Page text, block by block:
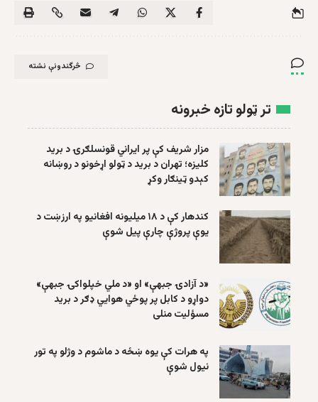
څرگندونې نشته
تر ټولو تازه خبرونه
مزار شریف کې پر ایراني قونسلګرۍ د برید
کلیزه؛ تهران د برید د ټولو اړخونو د روښانه
کېدو ټینګار وکړ
کندهار کې د ۱۸ میلیونه افغانیو په ارزښت د
یوې پروژې چارې پیل شوې
«د آزادۍ جبهې» او «د ملي خپلواکۍ جبهې»
دواړو د کابل پر پوځي هوايي ډګر د برید
مسؤلیت منلی
په هرات کې یوه ښځه د ماشوم د وژلو په تور
نیول شوې